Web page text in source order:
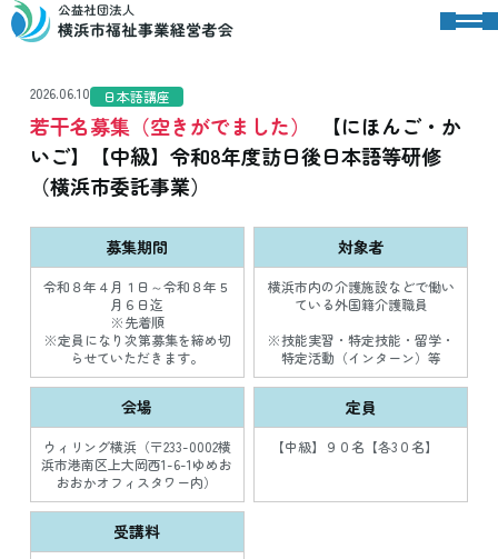
2026.06.10 日本語講座
若干名募集（空きがでました）
【にほんご・か
いご】【中級】令和8年度訪日後日本語等研修
（横浜市委託事業）
募集期間
令和８年４月１日～令和８年５
月６日迄
※先着順
※定員になり次第募集を締め切
らせていただきます。
対象者
横浜市内の介護施設などで働い
ている外国籍介護職員
※技能実習・特定技能・留学・
特定活動（インターン）等
会場
ウィリング横浜（〒233-0002横
浜市港南区上大岡西1-6-1ゆめお
おおかオフィスタワー内）
定員
【中級】９０名【各3０名】
受講料